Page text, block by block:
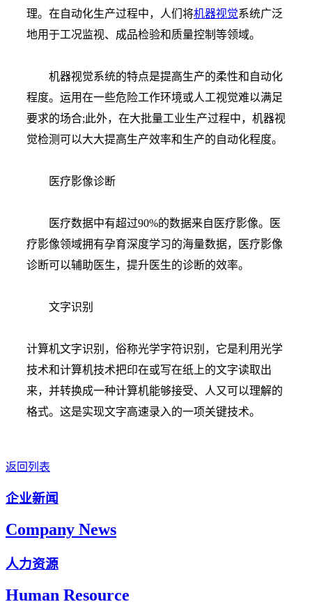
理。在自动化生产过程中，人们将机器视觉系统广泛
地用于工况监视、成品检验和质量控制等领域。
机器视觉系统的特点是提高生产的柔性和自动化
程度。运用在一些危险工作环境或人工视觉难以满足
要求的场合;此外，在大批量工业生产过程中，机器视
觉检测可以大大提高生产效率和生产的自动化程度。
医疗影像诊断
医疗数据中有超过90%的数据来自医疗影像。医
疗影像领域拥有孕育深度学习的海量数据，医疗影像
诊断可以辅助医生，提升医生的诊断的效率。
文字识别
计算机文字识别，俗称光学字符识别，它是利用光学
技术和计算机技术把印在或写在纸上的文字读取出
来，并转换成一种计算机能够接受、人又可以理解的
格式。这是实现文字高速录入的一项关键技术。
返回列表
企业新闻
Company News
人力资源
Human Resource